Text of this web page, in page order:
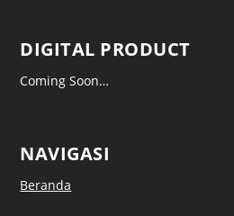
DIGITAL PRODUCT
Coming Soon…
NAVIGASI
Beranda